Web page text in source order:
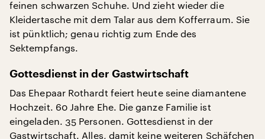
feinen schwarzen Schuhe. Und zieht wieder die
Kleidertasche mit dem Talar aus dem Kofferraum. Sie
ist pünktlich; genau richtig zum Ende des
Sektempfangs.
Gottesdienst in der Gastwirtschaft
Das Ehepaar Rothardt feiert heute seine diamantene
Hochzeit. 60 Jahre Ehe. Die ganze Familie ist
eingeladen. 35 Personen. Gottesdienst in der
Gastwirtschaft. Alles, damit keine weiteren Schäfchen